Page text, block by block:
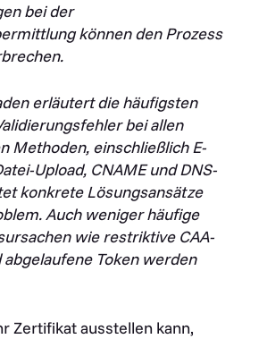
bei der
können den Prozess
erläutert die häufigsten
bei allen
Methoden, einschließlich E-
Upload, CNAME und DNS-
konkrete Lösungsansätze
Auch weniger häufige
wie restriktive CAA-
abgelaufene Token werden
Zertifikat ausstellen kann,